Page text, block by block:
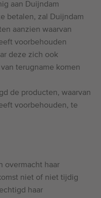
aan Duijndam
betalen, zal Duijndam
aanzien waarvan
voorbehouden
deze zich ook
terugname komen
de producten, waarvan
voorbehouden, te
overmacht haar
niet of niet tijdig
haar